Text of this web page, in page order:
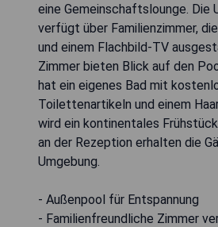
eine Gemeinschaftslounge. Die
verfügt über Familienzimmer,
und einem Flachbild-TV
Zimmer bieten Blick auf den
hat ein eigenes Bad mit
Toilettenartikeln und einem
wird ein kontinentales
an der Rezeption erhalten die
Umgebung.
- Außenpool für Entspannung
- Familienfreundliche Zimmer